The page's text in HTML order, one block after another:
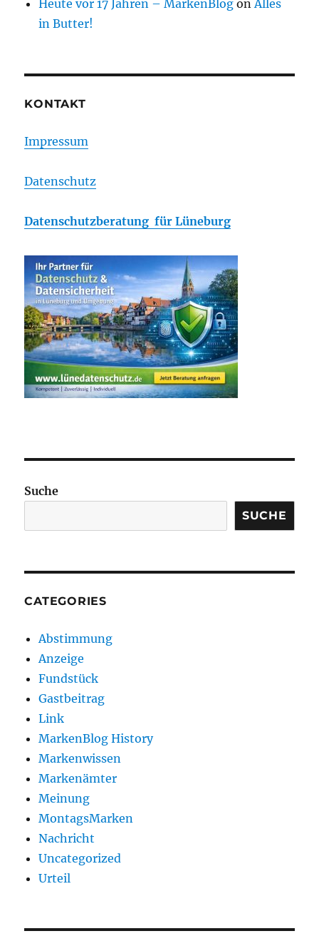
Heute vor 17 Jahren – MarkenBlog onAlles
in Butter!
KONTAKT
Impressum
Datenschutz
Datenschutzberatung für Lüneburg
Suche
SUCHE
CATEGORIES
Abstimmung
Anzeige
Fundstück
Gastbeitrag
Link
MarkenBlog History
Markenwissen
Markenämter
Meinung
MontagsMarken
Nachricht
Uncategorized
Urteil